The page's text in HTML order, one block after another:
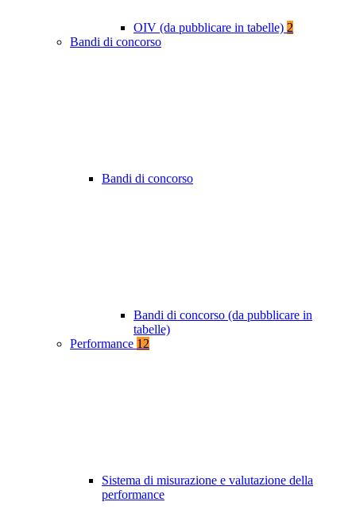
OIV (da pubblicare in tabelle) 2
Bandi di concorso
Bandi di concorso
Bandi di concorso (da pubblicare in
tabelle)
Performance 12
Sistema di misurazione e valutazione della
performance